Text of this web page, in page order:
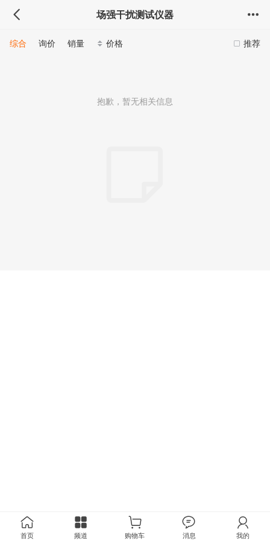
场强干扰测试仪器
推荐
综合 询价 销量 价格
抱歉，暂无相关信息
首页 频道 购物车 消息 我的